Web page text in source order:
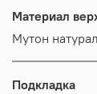
Материал
Мутон
Подкладка